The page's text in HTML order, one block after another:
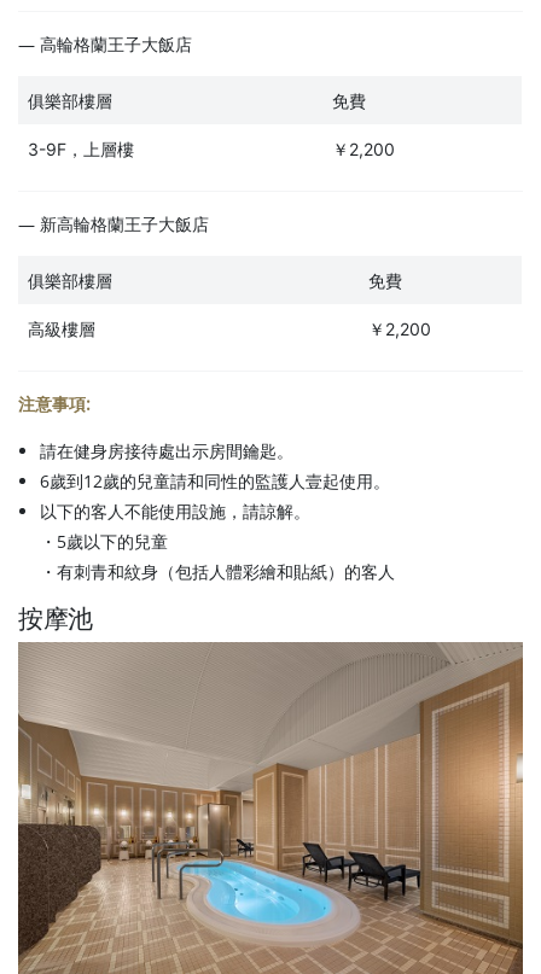
― 高輪格蘭王子大飯店
俱樂部樓層 免費
3-9F，上層樓 ￥2,200
― 新高輪格蘭王子大飯店
俱樂部樓層 免費
高級樓層 ￥2,200
注意事項:
請在健身房接待處出示房間鑰匙。
6歲到12歲的兒童請和同性的監護人壹起使用。
以下的客人不能使用設施，請諒解。
・5歲以下的兒童
・有刺青和紋身（包括人體彩繪和貼紙）的客人
按摩池